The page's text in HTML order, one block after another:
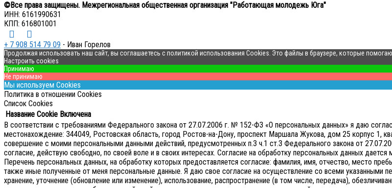
©Все права защищены. Межрегиональная общественная организация "Работающая молодежь Юга"
ИНН: 6161990631
КПП: 616801001
+ 7 908 514 79 09 - Иван Горелов
Продолжая использовать наш сайт, вы соглашаетесь с политикой использования Cookies. Это файлы в браузере, которые
Настроить cookies
Принимаю
Не принимаю
Мы используем Cookies
Политика в отношении Cookies
Список Cookies
Название Cookie Включена
В соответствии с требованиями Федерального закона от 27.07.2006 г. № 152-ФЗ «О персональных данных» я даю
местонахождение: 344049, Ростовская область, город Ростов-на-Дону, проспект Маршала Жукова, дом 25 корпус 1,
совершение с моими персональными данными действий, предусмотренных п.3 ч.1 ст.3 Федерального закона от
согласие, действую свободно, по своей воле и в своих интересах. Согласие на обработку персональных данных
Перечень персональных данных, на обработку которых предоставляется согласие: фамилия, имя, отчество, место
также иные полученные от меня персональные данные. Я даю свое согласие на осуществление со всеми указанными
хранение, уточнение (обновление или изменение), использование, распространение (в том числе, передача),